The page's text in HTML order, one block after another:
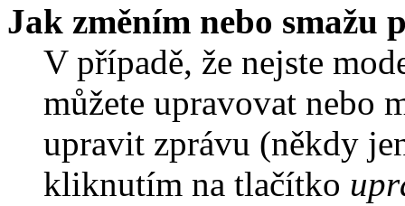
Jak změním nebo smažu
V případě, že nejste
můžete upravovat nebo
upravit zprávu (někdy
kliknutím na tlačítko